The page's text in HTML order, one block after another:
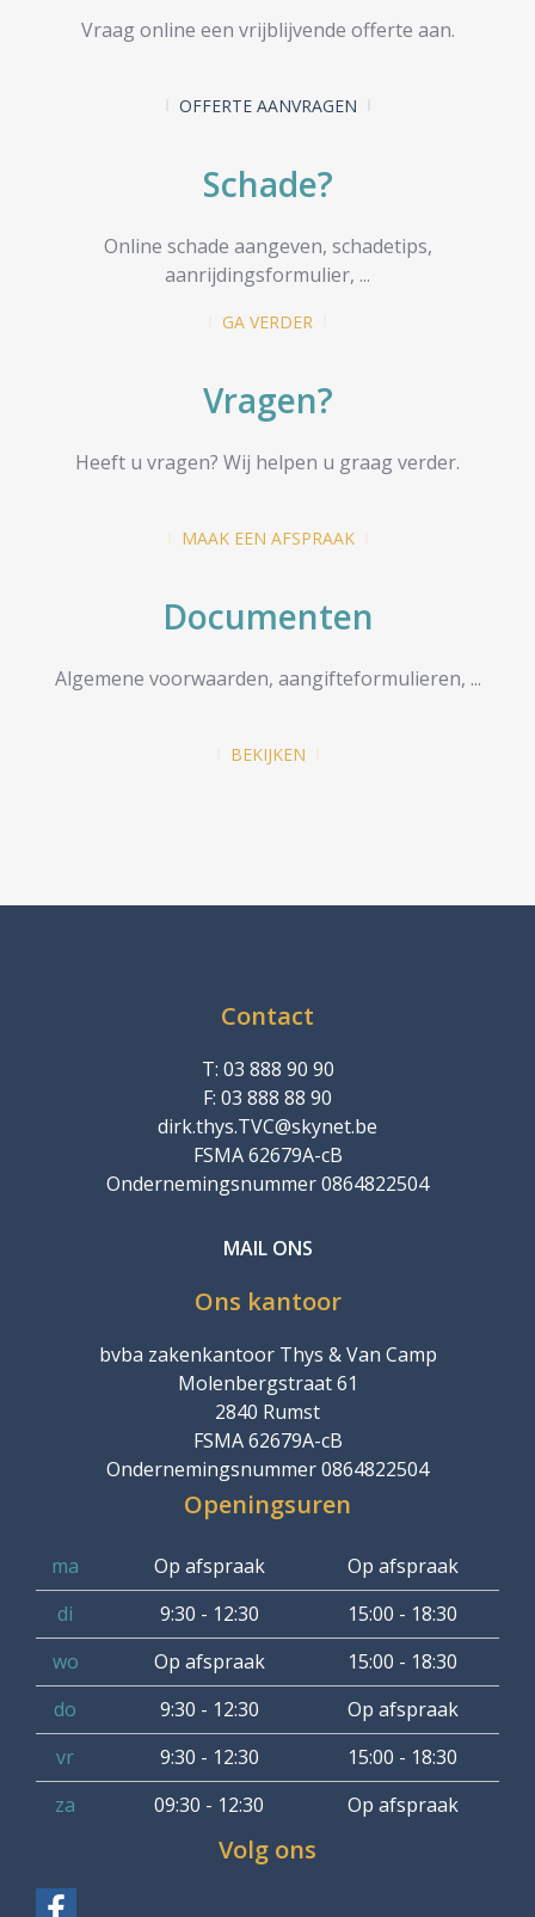
Vraag online een vrijblijvende offerte aan.
OFFERTE AANVRAGEN
Schade?
Online schade aangeven, schadetips,
aanrijdingsformulier, ...
GA VERDER
Vragen?
Heeft u vragen? Wij helpen u graag verder.
MAAK EEN AFSPRAAK
Documenten
Algemene voorwaarden, aangifteformulieren, ...
BEKIJKEN
Contact
T: 03 888 90 90
F: 03 888 88 90
dirk.thys.TVC@skynet.be
FSMA 62679A-cB
Ondernemingsnummer 0864822504
MAIL ONS
Ons kantoor
bvba zakenkantoor Thys & Van Camp
Molenbergstraat 61
2840 Rumst
FSMA 62679A-cB
Ondernemingsnummer 0864822504
Openingsuren
ma Op afspraak
Op afspraak
di
9:30 - 12:30
15:00 - 18:30
wo
Op afspraak
15:00 - 18:30
do
9:30 - 12:30
Op afspraak
vr
9:30 - 12:30
15:00 - 18:30
za
09:30 - 12:30 Op afspraak
Volg ons